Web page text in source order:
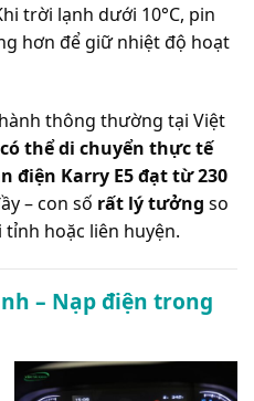
trời lạnh dưới 10°C, pin
hơn để giữ nhiệt độ hoạt
thông thường tại Việt
thể di chuyển thực tế
điện Karry E5 đạt từ 230
– con số rất lý tưởng so
hoặc liên huyện.
– Nạp điện trong